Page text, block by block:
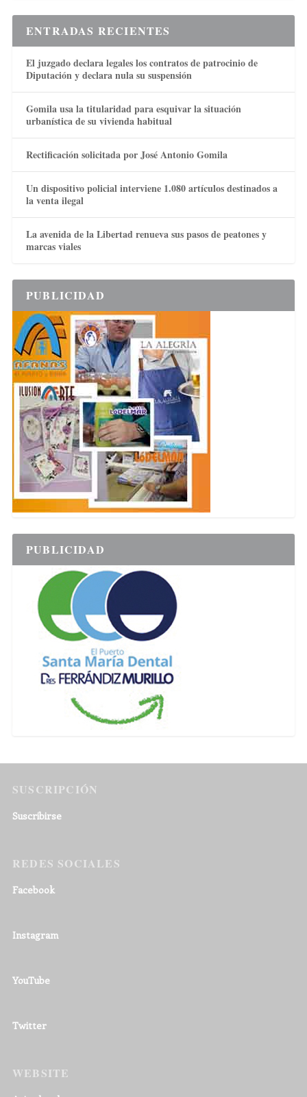
ENTRADAS RECIENTES
El juzgado declara legales los contratos de patrocinio de
Diputación y declara nula su suspensión
Gomila usa la titularidad para esquivar la situación
urbanística de su vivienda habitual
Rectificación solicitada por José Antonio Gomila
Un dispositivo policial interviene 1.080 artículos destinados a
la venta ilegal
La avenida de la Libertad renueva sus pasos de peatones y
marcas viales
PUBLICIDAD
PUBLICIDAD
SUSCRIPCIÓN
Suscribirse
REDES SOCIALES
Facebook
Instagram
YouTube
Twitter
WEBSITE